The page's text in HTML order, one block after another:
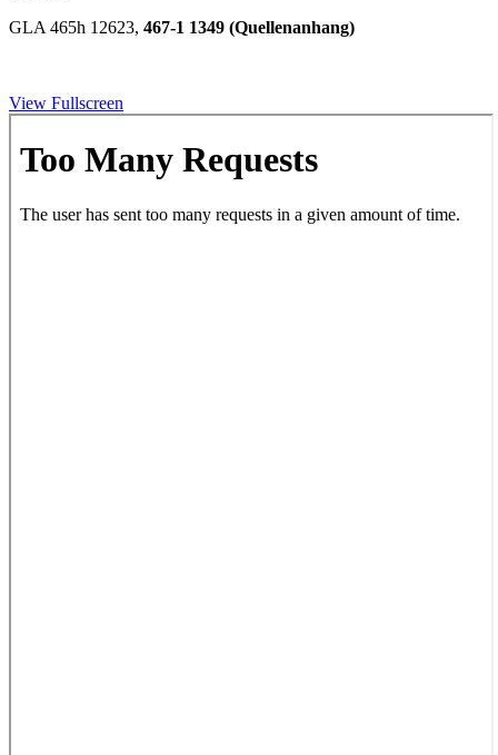
GLA 465h 12623, 467-1 1349 (Quellenanhang)
View Fullscreen
Zum
Inhalt